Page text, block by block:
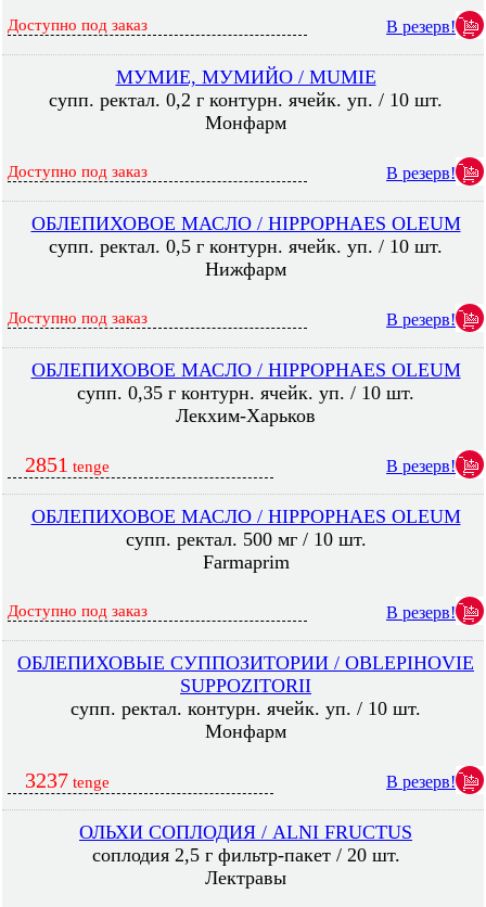
Доступно под заказ В резерв!
МУМИЕ, МУМИЙО / MUMIE
супп. ректал. 0,2 г контурн. ячейк. уп. / 10 шт.
Монфарм
Доступно под заказ В резерв!
ОБЛЕПИХОВОЕ МАСЛО / HIPPOPHAES OLEUM
супп. ректал. 0,5 г контурн. ячейк. уп. / 10 шт.
Нижфарм
Доступно под заказ В резерв!
ОБЛЕПИХОВОЕ МАСЛО / HIPPOPHAES OLEUM
супп. 0,35 г контурн. ячейк. уп. / 10 шт.
Лекхим-Харьков
2851 tenge В резерв!
ОБЛЕПИХОВОЕ МАСЛО / HIPPOPHAES OLEUM
супп. ректал. 500 мг / 10 шт.
Farmaprim
Доступно под заказ В резерв!
ОБЛЕПИХОВЫЕ СУППОЗИТОРИИ / OBLEPIHOVIE
SUPPOZITORII
супп. ректал. контурн. ячейк. уп. / 10 шт.
Монфарм
3237 tenge В резерв!
ОЛЬХИ СОПЛОДИЯ / ALNI FRUCTUS
соплодия 2,5 г фильтр-пакет / 20 шт.
Лектравы